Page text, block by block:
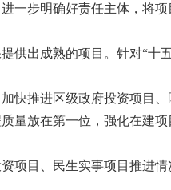
一步明确好责任主体，将
供出成熟的项目。针对“十
快推进区级政府投资项目
量放在第一位，强化在建
项目、民生实事项目推进